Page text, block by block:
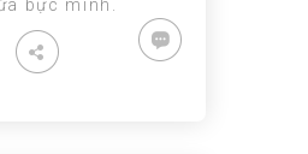
bực mình.